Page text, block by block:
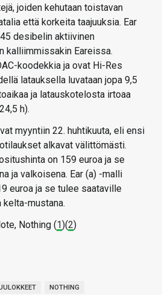
joiden kehutaan toistavan
että korkeita taajuuksia. Ear
desibelin aktiivinen
kalliimmissakin Eareissa.
koodekkia ja ovat Hi-Res
latauksella luvataan jopa 9,5
ja latauskotelosta irtoaa
h).
myyntiin 22. huhtikuuta, eli ensi
alkavat välittömästi.
on 159 euroa ja se
ja valkoisena. Ear (a) -malli
euroa ja se tulee saataville
kelta-mustana.
Nothing (1)(2)
NOTHING